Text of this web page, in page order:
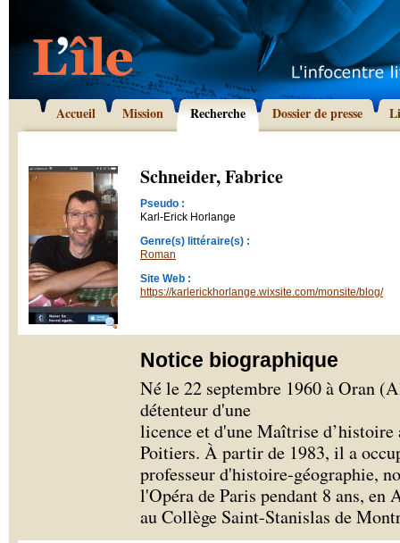
Accueil Mission Recherche Dossier de presse
Schneider, Fabrice
Pseudo :
Karl-Erick Horlange
Genre(s) littéraire(s) :
Roman
Site Web :
https://karlerickhorlange.wixsite.com/monsite/blog/
Notice biographique
Né le 22 septembre 1960 à Oran
détenteur d'une
licence et d'une Maîtrise d’histoire
Poitiers. À partir de 1983, il a
professeur d'histoire-géographie,
l'Opéra de Paris pendant 8 ans, en
au Collège Saint-Stanislas de